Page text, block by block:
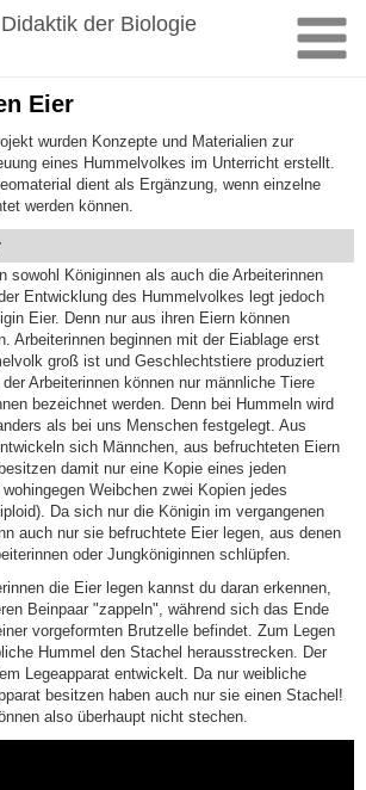
Didaktik der Biologie
Eier
wurden Konzepte und Materialien zur
eines Hummelvolkes im Unterricht erstellt.
dient als Ergänzung, wenn einzelne
werden können.
sowohl Königinnen als auch die Arbeiterinnen
Entwicklung des Hummelvolkes legt jedoch
Eier. Denn nur aus ihren Eiern können
Arbeiterinnen beginnen mit der Eiablage erst
groß ist und Geschlechtstiere produziert
Arbeiterinnen können nur männliche Tiere
bezeichnet werden. Denn bei Hummeln wird
als bei uns Menschen festgelegt. Aus
sich Männchen, aus befruchteten Eiern
damit nur eine Kopie eines jeden
Weibchen zwei Kopien jedes
Da sich nur die Königin im vergangenen
auch nur sie befruchtete Eier legen, aus denen
oder Jungköniginnen schlüpfen.
die Eier legen kannst du daran erkennen,
Beinpaar "zappeln", während sich das Ende
vorgeformten Brutzelle befindet. Zum Legen
Hummel den Stachel herausstrecken. Der
Legeapparat entwickelt. Da nur weibliche
besitzen haben auch nur sie einen Stachel!
also überhaupt nicht stechen.